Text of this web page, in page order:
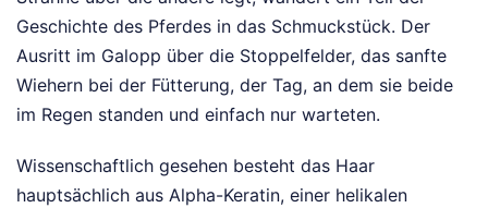
Geschichte des Pferdes in das Schmuckstück. Der
Ausritt im Galopp über die Stoppelfelder, das sanfte
Wiehern bei der Fütterung, der Tag, an dem sie beide
im Regen standen und einfach nur warteten.
Wissenschaftlich gesehen besteht das Haar
hauptsächlich aus Alpha-Keratin, einer helikalen